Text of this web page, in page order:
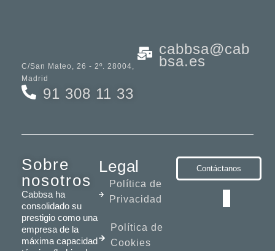
C/San Mateo, 26 - 2º. 28004,
Madrid
91 308 11 33
cabbsa@cab
bsa.es
Sobre
nosotros
Cabbsa ha
consolidado su
prestigio como una
empresa de la
máxima capacidad
Legal
Política de
Privacidad
Política de
Cookies
Contáctanos